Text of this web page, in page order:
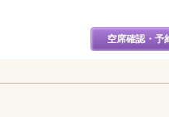
空席確認・予